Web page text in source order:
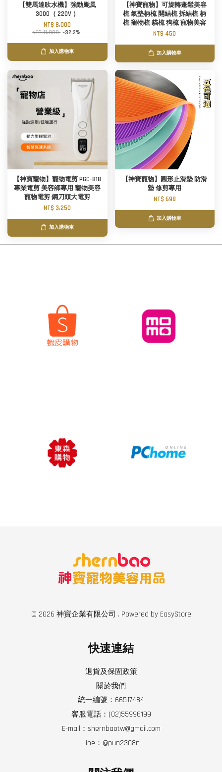
【雙馬達吹水機】強勁颱風
3000（ 220V ）
NT$ 8,000
NT$ 11,800 -32.2%
加入購物車
【神寶寵物】可旋轉蓬鬆美容
梳 氣墊柄梳 開結梳 拆結梳 柄
梳 寵物梳 貓梳 狗梳 寵物美容
NT$ 450
加入購物車
【神寶寵物】寵物電剪 PGC-818
專業電剪 美容師專用 寵物美容
寵物電剪 鋼刀頭大電剪
NT$ 3,250
加入購物車
【神寶寵物】圓形止滑墊 防滑
墊 修剪專用
NT$ 698
加入購物車
© 2026 神寶企業有限公司 . Powered by EasyStore
快速連結
退貨及保固政策
關於我們
統一編號：66517484
客服電話：(02)55996199
E-mail：shernbaotw@gmail.com
Line：@pun2308n